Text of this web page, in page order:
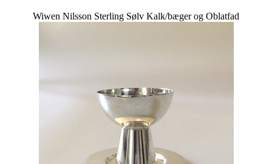
Wiwen Nilsson Sterling Sølv Kalk/bæger og Oblatfad